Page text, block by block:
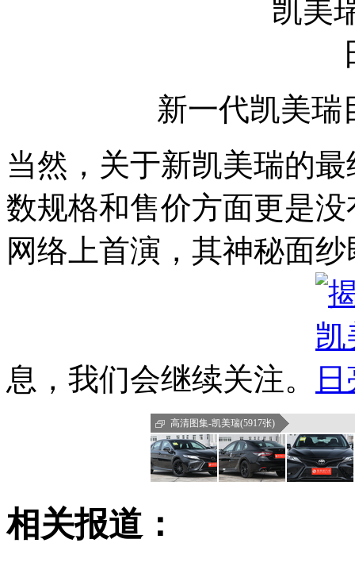
新一代凯美瑞
当然，关于新凯美瑞的
数规格和售价方面更是
网络上首演，其神秘面
息，我们会继续关注。
高清图集-凯美瑞(5917张)
相关报道：